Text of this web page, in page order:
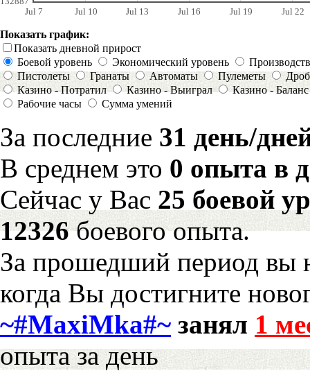
Jul 7 Jul 10 Jul 13 Jul 16 Jul 19 Jul 22
Показать график:
Показать дневной прирост
Боевой уровень
Экономический уровень
Пистолеты
Гранаты Автоматы Пулеметы
Казино - Потратил
Казино - Выиграл
Казино - Баланс
Рабочие часы
Сумма умений
За последние 31 день/
В среднем это 0 опыта в
Сейчас у Вас 25 боевой
12326боевого опыта.
За прошедший период вы
когда Вы достигните
~#MaxiMka#~ занял 1
опыта за день